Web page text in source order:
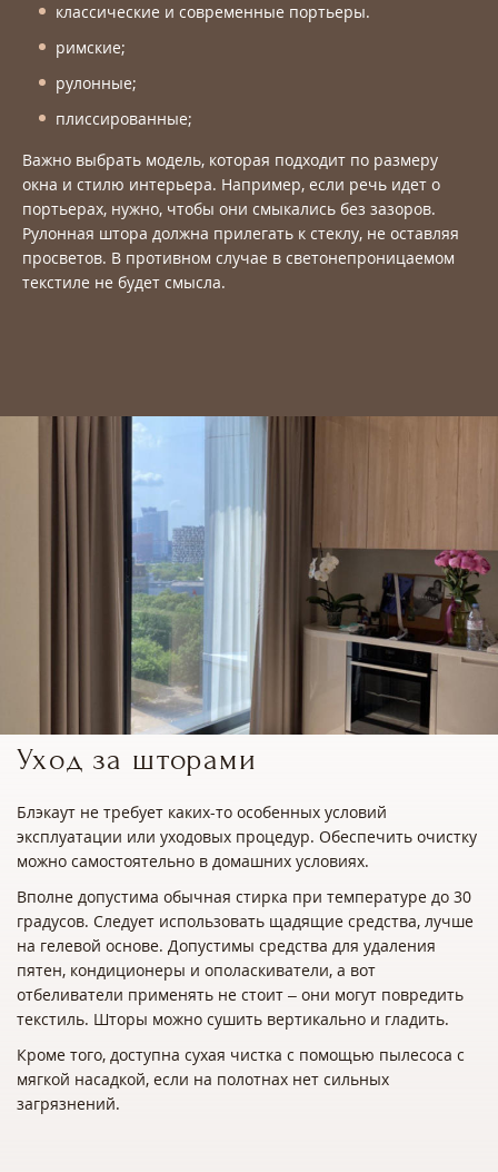
классические и современные портьеры.
римские;
рулонные;
плиссированные;
Важно выбрать модель, которая подходит по размеру
окна и стилю интерьера. Например, если речь идет о
портьерах, нужно, чтобы они смыкались без зазоров.
Рулонная штора должна прилегать к стеклу, не оставляя
просветов. В противном случае в светонепроницаемом
текстиле не будет смысла.
Уход за шторами
Блэкаут не требует каких-то особенных условий
эксплуатации или уходовых процедур. Обеспечить очистку
можно самостоятельно в домашних условиях.
Вполне допустима обычная стирка при температуре до 30
градусов. Следует использовать щадящие средства, лучше
на гелевой основе. Допустимы средства для удаления
пятен, кондиционеры и ополаскиватели, а вот
отбеливатели применять не стоит – они могут повредить
текстиль. Шторы можно сушить вертикально и гладить.
Кроме того, доступна сухая чистка с помощью пылесоса с
мягкой насадкой, если на полотнах нет сильных
загрязнений.